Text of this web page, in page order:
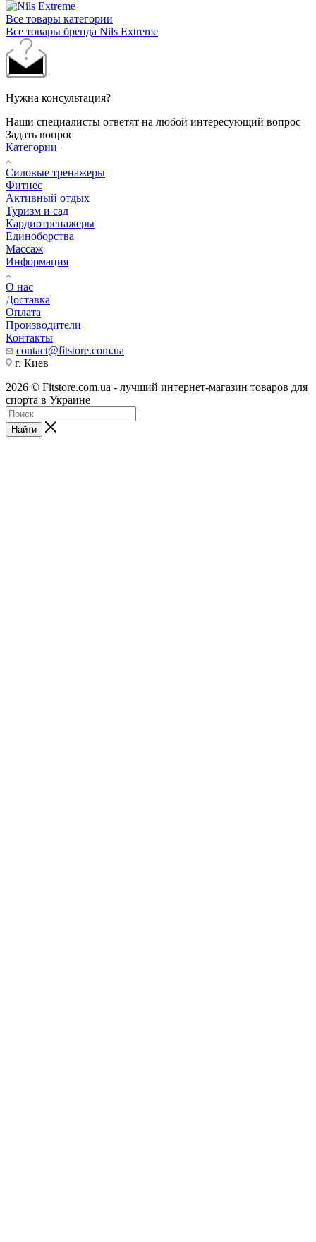
Все товары категории
Все товары бренда Nils Extreme
Нужна консультация?
Наши специалисты ответят на любой интересующий вопрос
Задать вопрос
Категории
Силовые тренажеры
Фитнес
Активный отдых
Туризм и сад
Кардиотренажеры
Единоборства
Массаж
Информация
О нас
Доставка
Оплата
Производители
Контакты
contact@fitstore.com.ua
г. Киев
2026 © Fitstore.com.ua - лучший интернет-магазин товаров для
спорта в Украине
Найти